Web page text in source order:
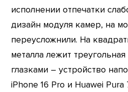
исполнении отпечатки
дизайн модуля камер, на
переусложнили. На
металла лежит
глазками – устройство
iPhone 16 Pro и Huawei Pura